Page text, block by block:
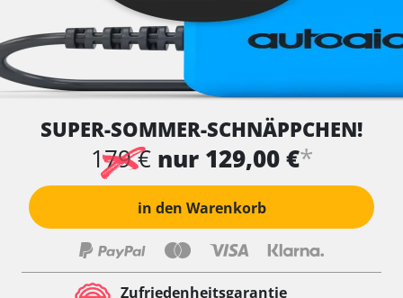
SUPER-SOMMER-SCHNÄPPCHEN!
179 € nur 129,00 €*
in den Warenkorb
Zufriedenheitsgarantie